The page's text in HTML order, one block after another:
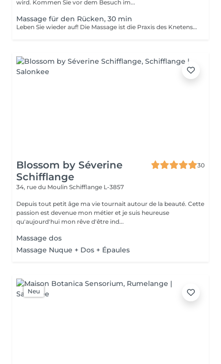
wird. Kommen Sie vor dem Besuch im...
Massage für den Rücken, 30 min
Leben Sie wieder auf! Die Massage ist die Praxis des Knetens oder Manipulierens der Muskeln und anderer Weichteile einer Person, um Stress zu reduzieren, Muskelschmerzen zu lindern, die Entspannung zu fördern und die Funktion des Immunsystems zu verbessern. Vorteile einer Rückenmassage für die Gesundheit: - reduziert Stress - entspannend - verbessert die Durchblutung - verbessert das Immunsystem des Körpers Wie wird die Rückenmassage für die Gesundheit durchgeführt? - Kopf und Nacken werden massiert - Schultern und Rücken werden massiert - Hände und Arme werden massiert Altersbeschränkungen: es gibt keine Altersbeschränkungen für dieses Verfahren. Empfehlungen nach dem Eingriff: nach dem Eingriff 2-3 Stunden keinen Sport und plötzliche Bewegungen machen. Frequenz: 1-2 Mal pro Woche, insgesamt 10 Mal. Wiederholen Sie den Eingriff alle 3-6 Monate.
Blossom by Séverine
Schifflange
30
34, rue du Moulin Schifflange L-3857
Depuis tout petit âge ma vie tournait autour de la beauté. Cette
passion est devenue mon métier et je suis heureuse
qu'aujourd'hui mon rêve d'être ind...
Massage dos
Massage Nuque + Dos + Épaules
Neu